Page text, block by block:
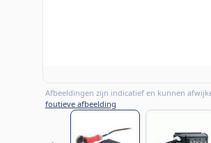
Afbeeldingen zijn indicatief en kunnen
foutieve afbeelding